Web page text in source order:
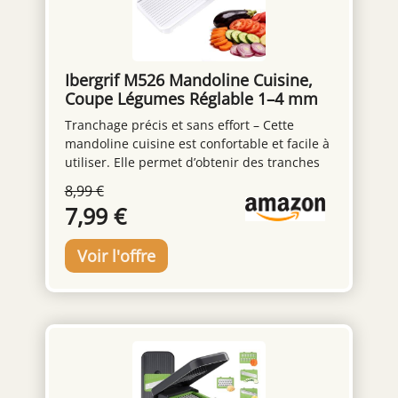
de la lumière dans un endroit frais et sec.
Ibergrif M526 Mandoline Cuisine,
Coupe Légumes Réglable 1–4 mm
Tranchage précis et sans effort – Cette
mandoline cuisine est confortable et facile à
utiliser. Elle permet d’obtenir des tranches
d’effort. Que vous soyez débutant ou
cuisinier expérimenté, elle est simple et
intuitive à prendre en main Épaisseur
réglable 1–4 mm – Cette mandoline
multifonctions dispose de trois réglages
d’épaisseur pour répondre à différents
mm), moyennes (2 mm) ou épaisses (4 mm)
selon les ingrédients et les recettes. Afin de
s’adapter à différents ingrédients et types de
préparation, pour une préparation plus
8,99 €
7,99 €